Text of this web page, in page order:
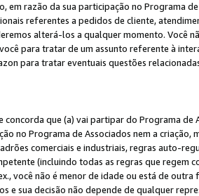
em razão da sua participação no Programa
referentes a pedidos de cliente,
alterá-los a qualquer momento. Você
para tratar de um assunto referente à
para tratar eventuais questões
concorda que (a) vai partipar do Programa
no Programa de Associados nem a
comerciais e industriais, regras auto-
(incluindo todas as regras que regem
você não é menor de idade ou está de
e sua decisão não depende de qualquer